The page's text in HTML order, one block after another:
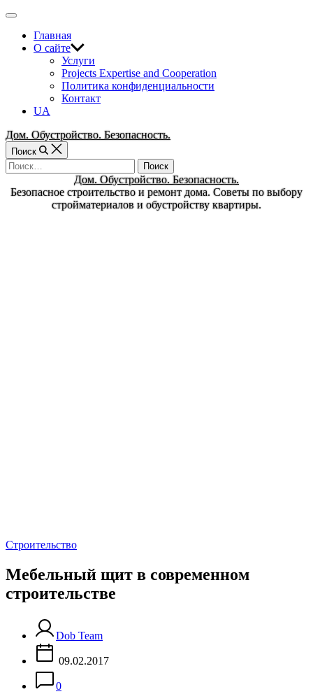
Перейти
содержимому
Вне
холстаГлавная
О сайте
Услуги
Projects Expertise and Cooperation
Политика конфиденциальности
Контакт
UA
Дом. Обустройство. Безопасность.
Поиск
Найти:
Дом. Обустройство. Безопасность.
Безопасное строительство и ремонт дома. Советы по выбору
стройматериалов и обустройству квартиры.
Рубрики
Строительство
Мебельный щит в современном
строительстве
Dob Team
09.02.2017
0